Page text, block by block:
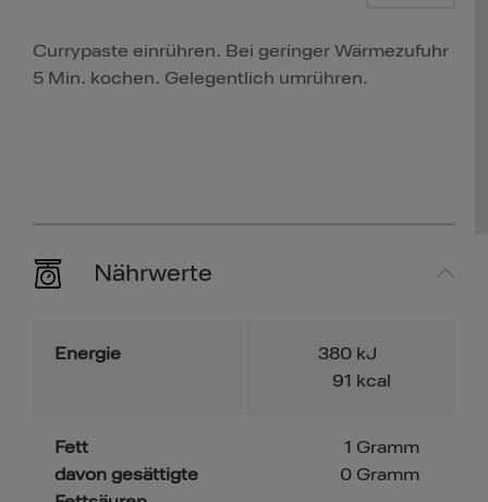
Currypaste einrühren. Bei geringer Wärmezufuhr
5 Min. kochen. Gelegentlich umrühren.
Nährwerte
Energie 380 kJ
91 kcal
Fett
davon gesättigte
1 Gramm
0 Gramm